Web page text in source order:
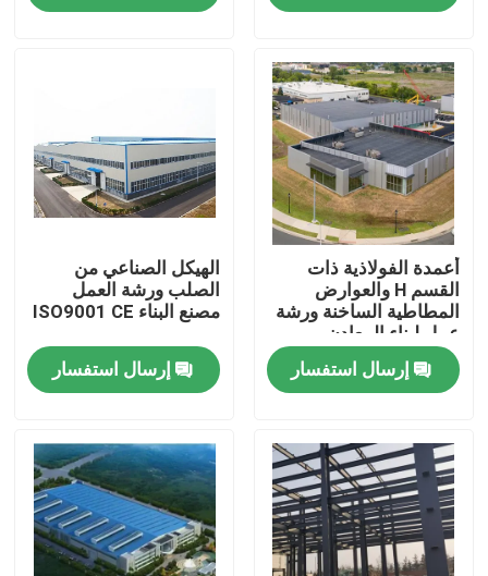
منتجات
أشرطة فيديو
معلومات عنا
جولة في المعمل
رقابة جودة
اطلب اقتباس
ورشة الهياكل الفولاذية
هيكل فولاذي خفيف الوزن
أعمدة الفولاذية ذات
القسم H والعوارض
المطاطية الساخنة ورشة
عمل لبناء المعادن
إرسال استفسار
الهيكل الصناعي من
الصلب ورشة العمل
مصنع البناء ISO9001 CE
إرسال استفسار